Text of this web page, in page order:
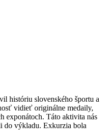
históriu slovenského športu a
vidieť originálne medaily,
exponátoch. Táto aktivita nás
do výkladu. Exkurzia bola